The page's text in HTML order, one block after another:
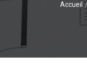
Accueil